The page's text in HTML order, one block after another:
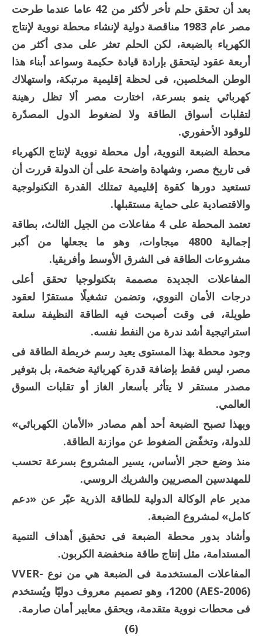
بعد أن تحقق حلم تأخر لأكثر من 42 عاما عندما طرحت
مصر عام 1983 مناقصة دولية لإنشاء محطة نووية لإنتاج
الكهرباء بالضبعة، لكن الحلم تعثر على مدى أكثر من
أربعة عقود ليتحقق بإرادة قيادة حكيمة وسواعد أبناء هذا
الوطن المخلصين، فى لحظة إقليمية مرتبكة، واستهلاك
كهربائي ينمو بسرعة، اختارت مصر ألا تظل رهينة
لتقلبات أسواق الطاقة ولا لضغوط الدول المصدّرة
للوقود الأحفوري.
محطة الضبعة النووية، أول محطة نووية لإنتاج الكهرباء
فى تاريخ مصر، وشهادة واضحة على أن الدولة قررت أن
تستعيد دورها كقوة إقليمية تمتلك القدرة التكنولوجية
والاقتصادية على حماية مستقبلها.
تعتمد المحطة على 4 مفاعلات من الجيل الثالث، بطاقة
إجمالية 4800 ميجاوات، وهو ما يجعلها من أكبر
مشروعات الطاقة فى الشرق الأوسط وأفريقيا.
المفاعلات الجديدة مصممة بتكنولوجيا تحقق أعلى
درجات الأمان النووي، وتضمن تشغيلًا مستقرًا لعقود
طويلة، فى وقت أصبحت فيه الطاقة النظيفة سلعة
استراتيجية أشد ندرة من النفط نفسه.
وجود محطة بهذا المستوى يعيد رسم خريطة الطاقة فى
مصر، ليس فقط بإضافة قدرة كهربائية ضخمة، بل بتوفير
مصدر مستقر لا يتأثر بأسعار الغاز أو تقلبات السوق
العالمي.
وبهذا تصبح الضبعة أحد أهم مصادر «الأمان الكهربائي»
للدولة، وتخفّض الضغوط عن موازنة الطاقة.
منذ وضع حجر الأساس، يسير المشروع بسرعة تحسب
للمهندسين المصريين والشريك الروسي.
مدير عام الوكالة الدولية للطاقة الذرية عبّر عن «دعم
كامل» لمشروع الضبعة.
وأشاد بدور محطة الضبعة فى تحقيق أهداف التنمية
المستدامة، مثل إنتاج طاقة منخفضة الكربون.
المفاعلات المستخدمة فى الضبعة هي من نوع VVER-
1200 (AES-2006)، وهو تصميم معروف دوليًا ويُستخدم
فى محطات نووية متقدمة، ويحقق معايير أمان صارمة.